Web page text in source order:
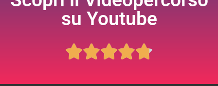
su Youtube
